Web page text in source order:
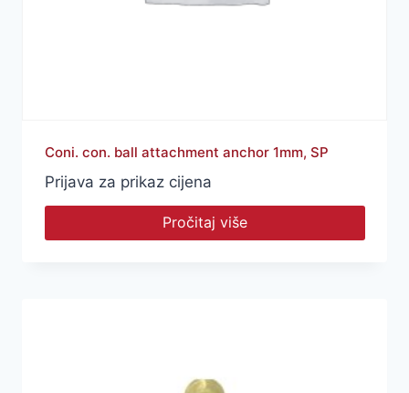
Coni. con. ball attachment anchor 1mm, SP
Prijava za prikaz cijena
Pročitaj više